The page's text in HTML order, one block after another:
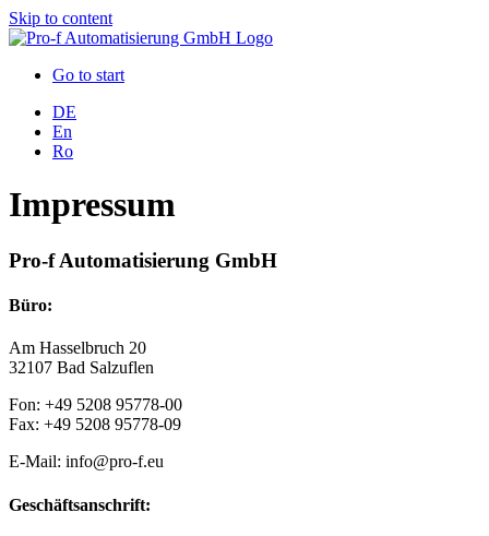
Skip to content
Go to start
DE
En
Ro
Impressum
Pro-f Automatisierung GmbH
Büro:
Am Hasselbruch 20
32107 Bad Salzuflen
Fon: +49 5208 95778-00
Fax: +49 5208 95778-09
E-Mail: info@pro-f.eu
Geschäftsanschrift: